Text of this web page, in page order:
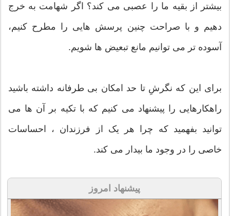
بیشتر از بقیه ما را عصبی می کند؟ اگر شهامت به خرج
دهیم و با صراحت چنین پرسش هایی را مطرح کنیم،
آسوده تر می توانیم مانع تبعیض ها شویم.
برای این که نگرشِ تا حد امکان بی طرفانه داشته باشید
راهکارهایی را پیشنهاد می کنیم که با تکیه بر آن ها می
توانید بفهمید که چرا هر یک از فرزندان ، احساسات
خاصی را در وجود ما بیدار می کند.
پیشنهاد امروز